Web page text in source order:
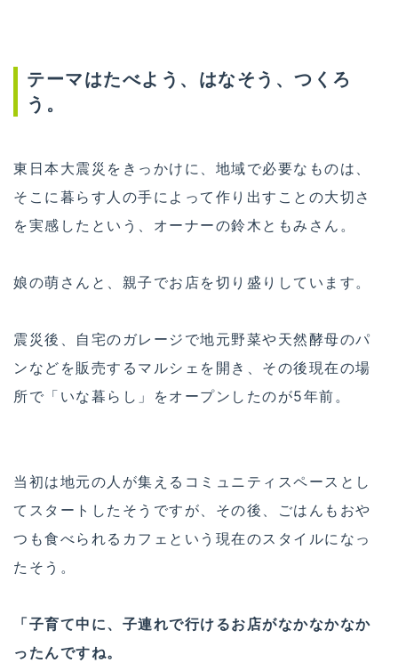
テーマはたべよう、はなそう、つくろ
う。
東日本大震災をきっかけに、地域で必要なものは、
そこに暮らす人の手によって作り出すことの大切さ
を実感したという、オーナーの鈴木ともみさん。
娘の萌さんと、親子でお店を切り盛りしています。
震災後、自宅のガレージで地元野菜や天然酵母のパ
ンなどを販売するマルシェを開き、その後現在の場
所で「いな暮らし」をオープンしたのが5年前。
当初は地元の人が集えるコミュニティスペースとし
てスタートしたそうですが、その後、ごはんもおや
つも食べられるカフェという現在のスタイルになっ
たそう。
「子育て中に、子連れで行けるお店がなかなかなか
ったんですね。